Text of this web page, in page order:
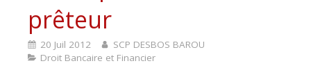
prêteur
20 Juil 2012
SCP DESBOS BAROU
Droit Bancaire et Financier